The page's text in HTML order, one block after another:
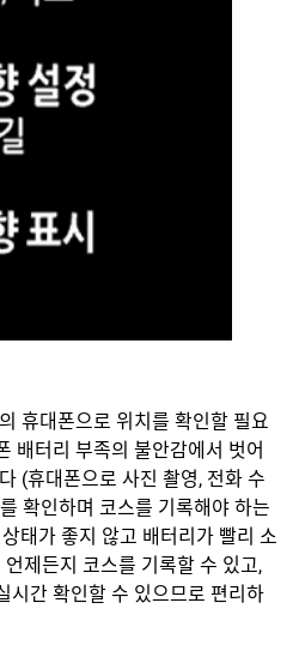
휴대폰으로 위치를 확인할 필요
배터리 부족의 불안감에서 벗어
(휴대폰으로 사진 촬영, 전화 수
확인하며 코스를 기록해야 하는
태가 좋지 않고 배터리가 빨리 소
제든지 코스를 기록할 수 있고,
시간 확인할 수 있으므로 편리하